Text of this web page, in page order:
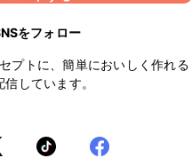
をフォロー
プトに、簡単においしく作れる
しています。